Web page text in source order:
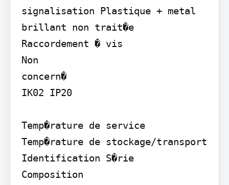
signalisation Plastique + metal
brillant non trait�e
Raccordement � vis
Non
concern�
IK02 IP20
Temp�rature de service
Temp�rature de stockage/transport
Identification S�rie
Composition